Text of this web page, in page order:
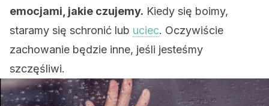
emocjami, jakie czujemy. Kiedy się boimy,
staramy się schronić lub uciec. Oczywiście
zachowanie będzie inne, jeśli jesteśmy
szczęśliwi.